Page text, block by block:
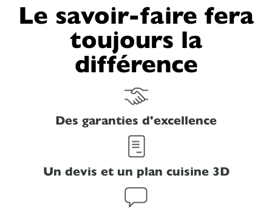
Le savoir-faire fera
toujours la
différence
Des garanties d'excellence
Un devis et un plan cuisine 3D